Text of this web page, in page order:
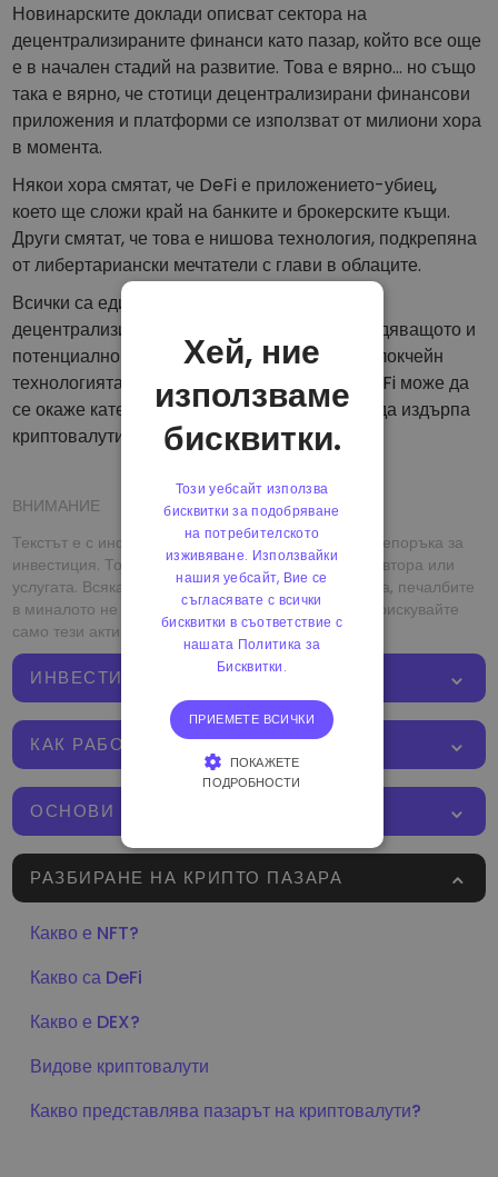
Новинарските доклади описват сектора на
децентрализираните финанси като пазар, който все още
е в начален стадий на развитие. Това е вярно… но също
така е вярно, че стотици децентрализирани финансови
приложения и платформи се използват от милиони хора
в момента.
Някои хора смятат, че DeFi е приложението-убиец,
което ще сложи край на банките и брокерските къщи.
Други смятат, че това е нишова технология, подкрепяна
от либертариански мечтатели с глави в облаците.
Всички са единодушни за едно нещо:
децентрализираните финанси са най-завладяващото и
потенциално доходоносно приложение на блокчейн
технологията след пускането на Биткойн. DeFi може да
се окаже категорията от приложения, която да издърпа
криптовалутите в мейнстрийма.
ВНИМАНИЕ
Текстът е с информативна цел и не се счита за препоръка за
инвестиция. Той не изразява личното мнение на автора или
услугата. Всяка инвестиция или търговия е рискова, печалбите
в миналото не са гаранция за бъдещи печалби - рискувайте
само тези активи, които сте склонни да загубите.
ИНВЕСТИЦИИ В КРИПТОВАЛУТИ
КАК РАБОТЯТ КРИПТОВАЛУТИТЕ
ОСНОВИ НА КРИПТОВАЛУТИТЕ
РАЗБИРАНЕ НА КРИПТО ПАЗАРА
Какво е NFT?
Какво са DeFi
Какво е DEX?
Видове криптовалути
Какво представлява пазарът на криптовалути?
Хей, ние
използваме
бисквитки.
Този уебсайт използва
бисквитки за подобряване
на потребителското
изживяване. Използвайки
нашия уебсайт, Вие се
съгласявате с всички
бисквитки в съответствие с
нашата Политика за
Бисквитки.
ПРИЕМЕТЕ ВСИЧКИ
ПОКАЖЕТЕ
ПОДРОБНОСТИ
ЕФЕКТИВНОСТ